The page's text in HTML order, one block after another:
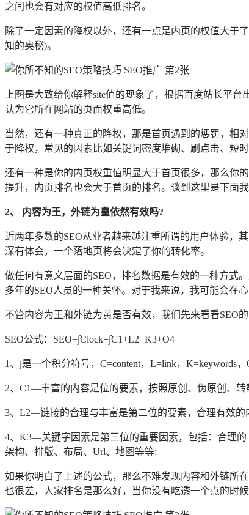
之间也会有对应的权值高低排名。
除了一定因素的降权以外，还有一点是内页的权值大于
知的奥秘)。
上图是大致给你解释site值的现象了，根据百度站长平
认为它所在网站的页面权重高低。
当然，还有一种真正的降权，那是首页遇到的惩罚，相
于降权，常见的因素比如关键词密度堆砌、刷点击、短
还有一种是你的内页权重值明显大于首页很多，那么你
提升，内页排名也会大于首页的排名。谈到这里是下面
2、 内容为王，外链为皇依然有效吗?
近两年多数的SEO从业者越来越注重所谓的用户体验，
深有体会，一个落地页将会决定了你的转化率。
做任何有意义层面的SEO，排名数据是有效的一种方式
多年的SEO人员的一种关怀。对于我来说，我可能会在
不管内容为王和外链为黄是否有效，我们先来看看SEO
SEO公式：SEO=∫Clock=∫C1+L2+K3+O4
1、∫是一个积分符号，C=content，L=link，K=keywords
2、C1—丰富的内容是位的要素，按照原创、伪原创、
3、L2—链接的合理与丰富是第二位的要素，合理有效
4、K3—关键字因素是第三位的重要因素，包括：合理
架构、排版、布局、Url、地图等等;
如果你明白了上述的公式，那么不难发现内容和外链所
也很差，人家排名是那么好，当你没有吃透一个点的时